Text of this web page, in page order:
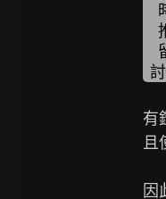
有
且
因